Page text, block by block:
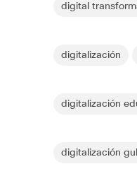
digital
digitalización
digitalización
digitalización